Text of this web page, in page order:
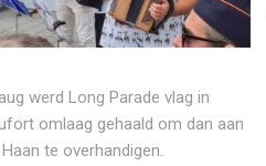
werd Long Parade vlag in
omlaag gehaald om dan aan
te overhandigen.